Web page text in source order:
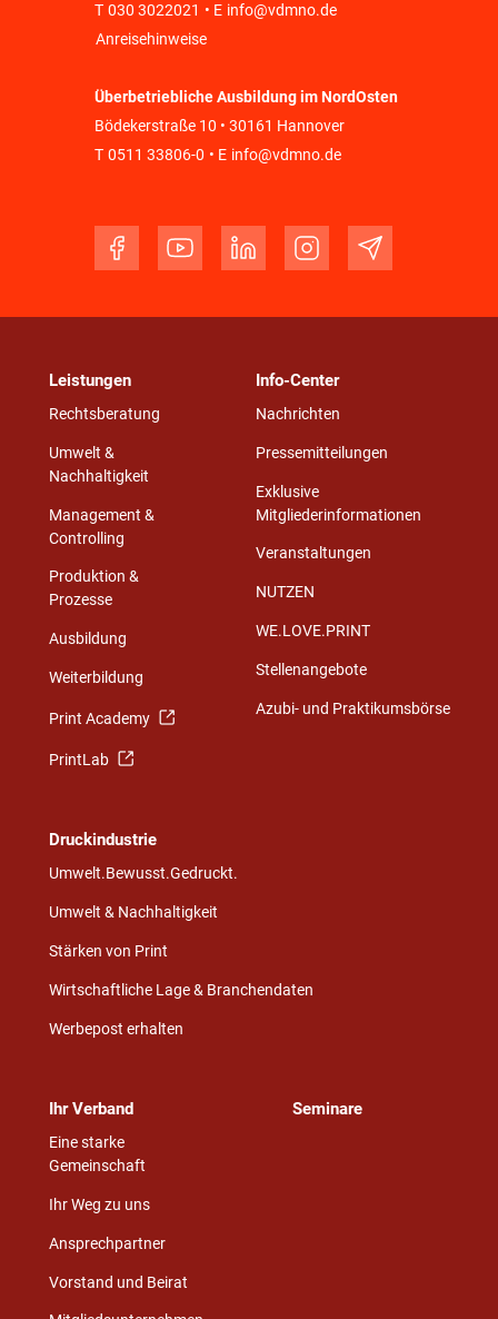
T 030 3022021 • E info@vdmno.de
Anreisehinweise
Überbetriebliche Ausbildung im NordOsten
Bödekerstraße 10 • 30161 Hannover
T 0511 33806-0 • E info@vdmno.de
Leistungen
Rechtsberatung
Umwelt &
Nachhaltigkeit
Management &
Controlling
Produktion &
Prozesse
Ausbildung
Weiterbildung
Print Academy
PrintLab
Info-Center
Nachrichten
Pressemitteilungen
Exklusive
Mitgliederinformationen
Veranstaltungen
NUTZEN
WE.LOVE.PRINT
Stellenangebote
Azubi- und Praktikumsbörse
Druckindustrie
Umwelt.Bewusst.Gedruckt.
Umwelt & Nachhaltigkeit
Stärken von Print
Wirtschaftliche Lage & Branchendaten
Werbepost erhalten
Ihr Verband
Eine starke
Gemeinschaft
Ihr Weg zu uns
Ansprechpartner
Vorstand und Beirat
Seminare